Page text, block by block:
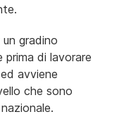
gradino
prima di lavorare
avviene
che sono